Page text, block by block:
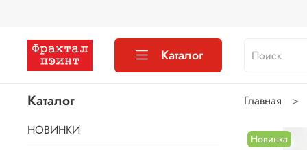
Каталог
Главная
Новинка
Каталог
НОВИНКИ